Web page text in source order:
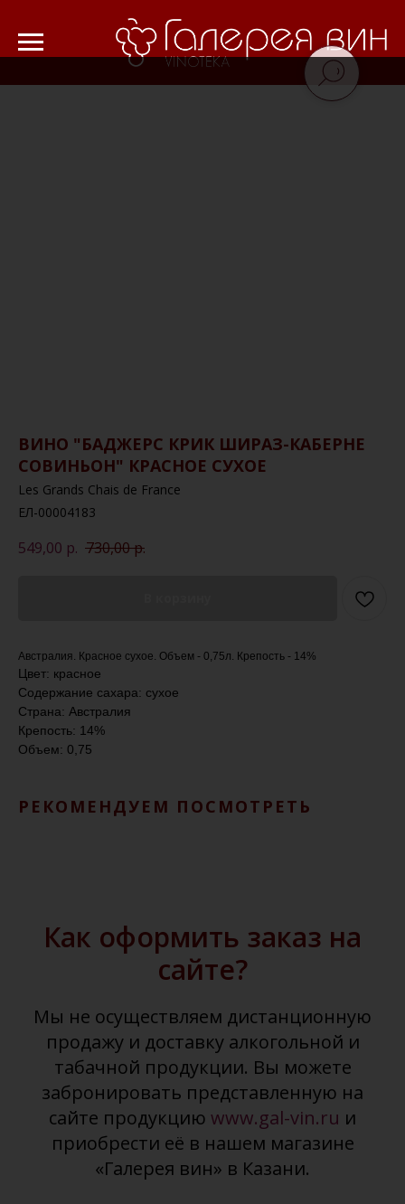
ВИНО "БАДЖЕРС КРИК ШИРАЗ-КАБЕРНЕ
СОВИНЬОН" КРАСНОЕ СУХОЕ
Les Grands Chais de France
ЕЛ-00004183
549,00 р. 730,00р.
Австралия. Красное сухое. Объем - 0,75л. Крепость - 14%
Цвет: красное
Содержание сахара: сухое
Страна: Австралия
Крепость: 14%
Объем: 0,75
РЕКОМЕНДУЕМ ПОСМОТРЕТЬ
Как оформить заказ на
сайте?
Мы не осуществляем дистанционную
продажу и доставку алкогольной и
табачной продукции. Вы можете
забронировать представленную на
сайте продукцию www.gal-vin.ru и
приобрести её в нашем магазине
«Галерея вин» в Казани.